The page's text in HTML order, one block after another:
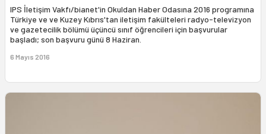
IPS İletişim Vakfı/bianet'in Okuldan Haber Odasına 2016 programına
Türkiye ve ve Kuzey Kıbrıs'tan iletişim fakülteleri radyo-televizyon
ve gazetecilik bölümü üçüncü sınıf öğrencileri için başvurular
başladı; son başvuru günü 8 Haziran.
6 Mayıs 2016